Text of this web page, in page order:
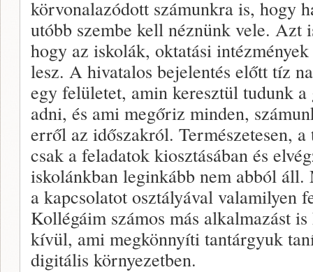
körvonalazódott számunkra is, hogy
utóbb szembe kell néznünk vele. Azt
hogy az iskolák, oktatási
lesz. A hivatalos bejelentés előtt tíz
egy felületet, amin keresztül tudunk
adni, és ami megőriz minden,
erről az időszakról. Természetesen,
csak a feladatok kiosztásában és
iskolánkban leginkább nem abból
a kapcsolatot osztályával valamilyen
Kollégáim számos más alkalmazást
kívül, ami megkönnyíti tantárgyuk
digitális környezetben.